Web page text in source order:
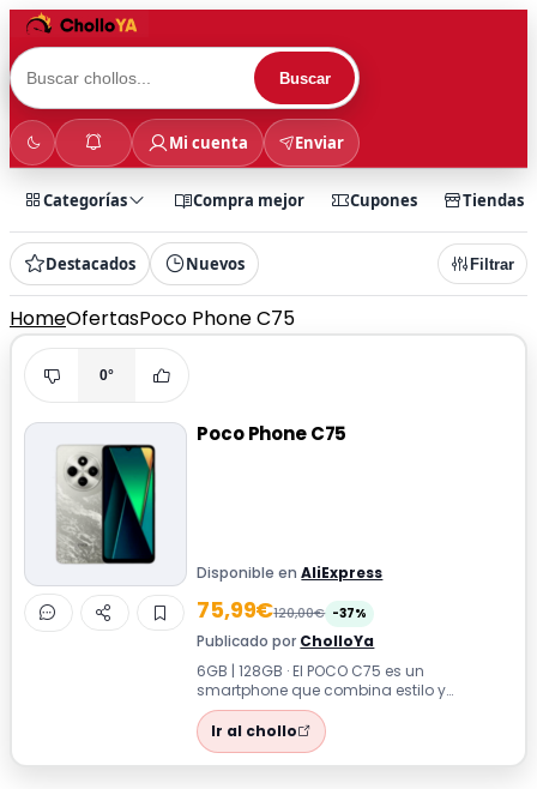
Buscar
Mi cuenta Enviar
Categorías Compra mejor Cupones Tiendas
Destacados Nuevos Filtrar
HomeOfertasPoco Phone C75
0°
Poco Phone C75
Disponible enAliExpress
75,99€120,00€ -37%
Publicado por CholloYa
6GB | 128GB · El POCO C75 es un
smartphone que combina estilo y
funcionalidad. Con su pantalla inmersiva
de 6,88 pulg...
Ir al chollo